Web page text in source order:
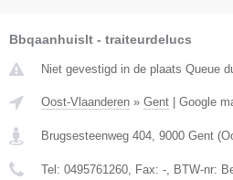
Bbqaanhuislt - traiteurdelucs
Niet gevestigd in de plaats Queue
Oost-Vlaanderen » Gent Google
Brugsesteenweg 404, 9000 Gent (
Tel: 0495761260, Fax: -, BTW-nr: